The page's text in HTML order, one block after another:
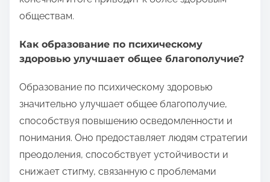
обществам.
Как образование по психическому
здоровью улучшает общее благополучие?
Образование по психическому здоровью
значительно улучшает общее благополучие,
способствуя повышению осведомленности и
понимания. Оно предоставляет людям стратегии
преодоления, способствует устойчивости и
снижает стигму, связанную с проблемами